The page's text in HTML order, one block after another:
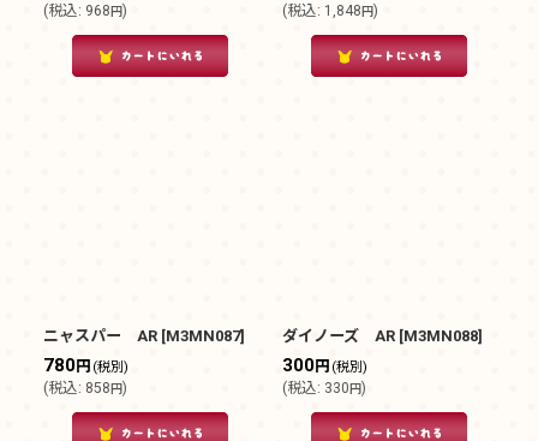
(税込: 968円) (税込: 1,848円)
ニャスパー AR [M3MN087]
780円 (税別)
(税込: 858円)
ダイノーズ AR [M3MN088]
300円 (税別)
(税込: 330円)